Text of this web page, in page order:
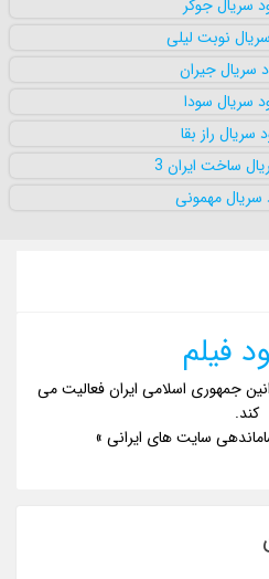
فیلم
جمهوری اسلامی ایران فعالیت می
کند.
سایت های ایرانی »